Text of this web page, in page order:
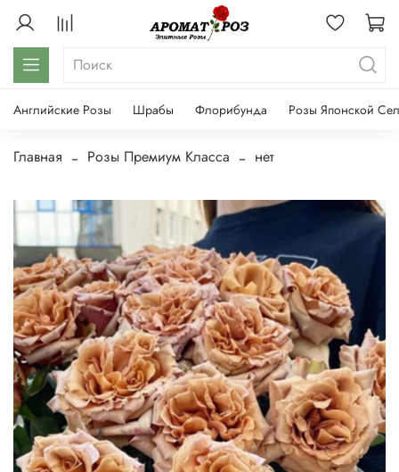
Английские Розы Шрабы Флорибунда Розы Японской
Главная Розы Премиум Класса нет